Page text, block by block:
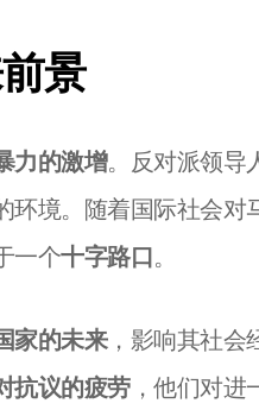
景
力的激增。反对派领导
环境。随着国际社会对
一个十字路口。
家的未来，影响其社会
抗议的疲劳，他们对进